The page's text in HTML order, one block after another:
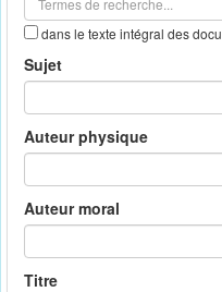
dans le texte intégral des
Sujet
Auteur physique
Auteur moral
Titre